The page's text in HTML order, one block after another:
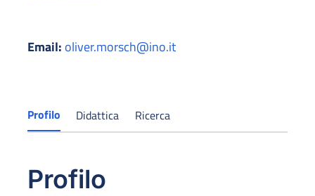
Email: oliver.morsch@ino.it
Profilo Didattica Ricerca
Profilo